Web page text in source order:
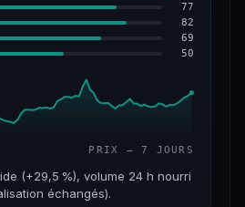
77
82
69
50
PRIX — 7 JOURS
(+29,5 %), volume 24 h nourri
échangés).